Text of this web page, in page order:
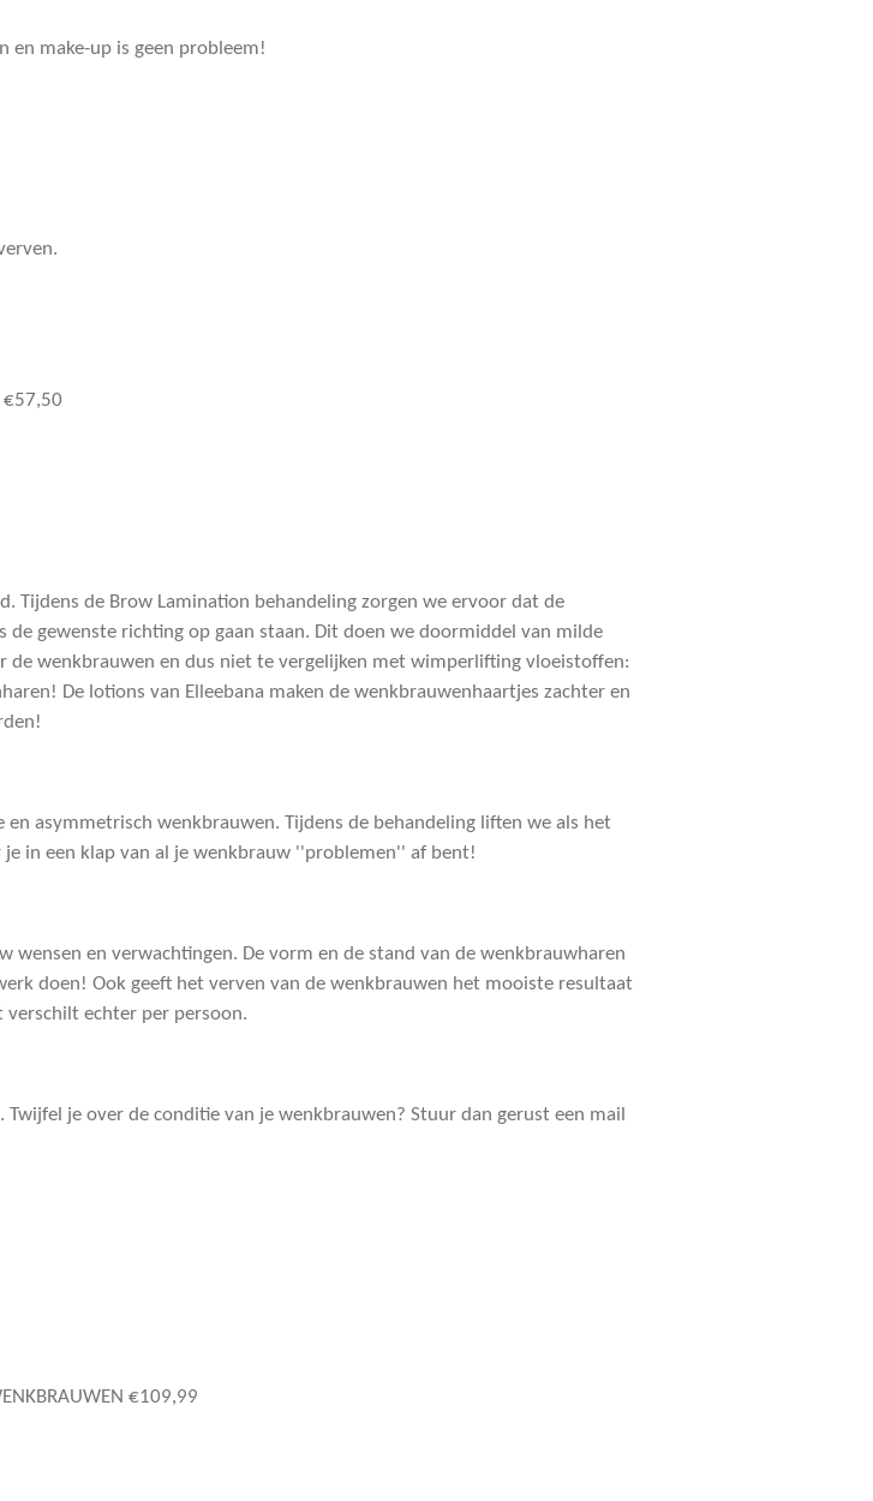
en make-up is geen probleem!
€57,50
de Brow Lamination behandeling zorgen we ervoor dat de
gewenste richting op gaan staan. Dit doen we doormiddel van milde
de wenkbrauwen en dus niet te vergelijken met wimperlifting vloeistoffen:
De lotions van Elleebana maken de wenkbrauwenhaartjes zachter en
asymmetrisch wenkbrauwen. Tijdens de behandeling liften we als het
in een klap van al je wenkbrauw ''problemen'' af bent!
en verwachtingen. De vorm en de stand van de wenkbrauwharen
doen! Ook geeft het verven van de wenkbrauwen het mooiste resultaat
echter per persoon.
je over de conditie van je wenkbrauwen? Stuur dan gerust een mail
€109,99